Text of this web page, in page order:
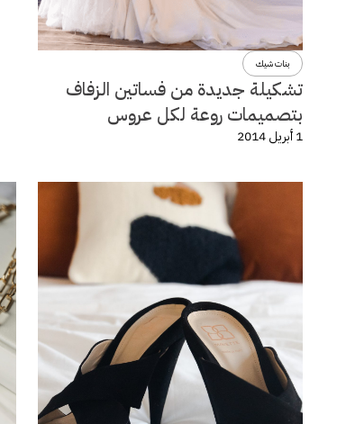
بنات شيك
تشكيلة جديدة من فساتين الزفاف
بتصميمات روعة لكل عروس
1 أبريل 2014